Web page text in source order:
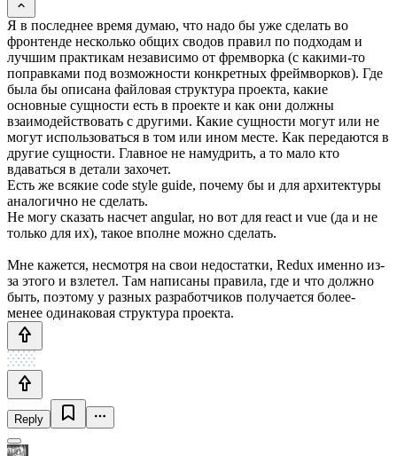
Я в последнее время думаю, что надо бы уже сделать во
фронтенде несколько общих сводов правил по подходам и
лучшим практикам независимо от фремворка (с какими-то
поправками под возможности конкретных фреймворков). Где
была бы описана файловая структура проекта, какие
основные сущности есть в проекте и как они должны
взаимодействовать с другими. Какие сущности могут или не
могут использоваться в том или ином месте. Как передаются в
другие сущности. Главное не намудрить, а то мало кто
вдаваться в детали захочет.
Есть же всякие code style guide, почему бы и для архитектуры
аналогично не сделать.
Не могу сказать насчет angular, но вот для react и vue (да и не
только для их), такое вполне можно сделать.
Мне кажется, несмотря на свои недостатки, Redux именно из-
за этого и взлетел. Там написаны правила, где и что должно
быть, поэтому у разных разработчиков получается более-
менее одинаковая структура проекта.
Reply